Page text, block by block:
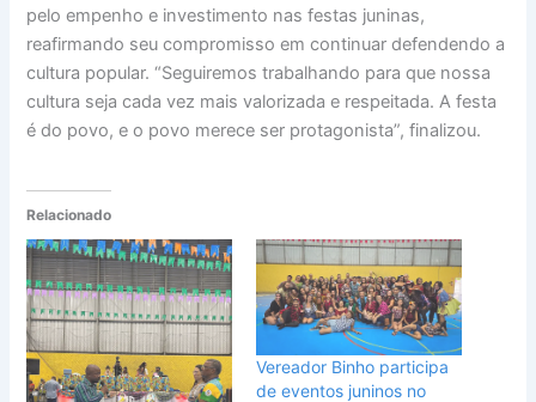
pelo empenho e investimento nas festas juninas,
reafirmando seu compromisso em continuar defendendo a
cultura popular. “Seguiremos trabalhando para que nossa
cultura seja cada vez mais valorizada e respeitada. A festa
é do povo, e o povo merece ser protagonista”, finalizou.
Relacionado
Vereador Binho participa
de eventos juninos no